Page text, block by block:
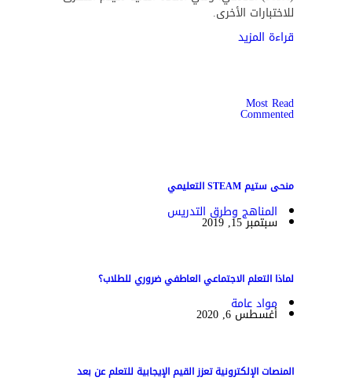
للاختبارات الأخرى.
قراءة المزيد
Most Read
Commented
منحى ستيم STEAM التعليمي
المناهج وطرق التدريس
سبتمبر 15, 2019
لماذا التعلم الاجتماعي العاطفي ضروري للطلاب؟
مواد عامة
أغسطس 6, 2020
المنصات الإلكترونية تعزز القيم الإيجابية للتعلم عن بعد